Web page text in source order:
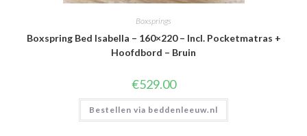
Boxsprings
Boxspring Bed Isabella – 160×220 – Incl. Pocketmatras +
Hoofdbord – Bruin
€529.00
Bestellen via beddenleeuw.nl